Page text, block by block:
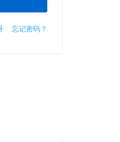
忘记密码？